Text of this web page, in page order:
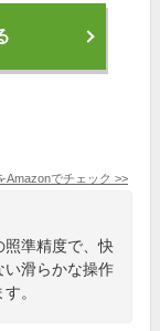
Amazonでチェック >>
照準精度で、快
い滑らかな操作
。